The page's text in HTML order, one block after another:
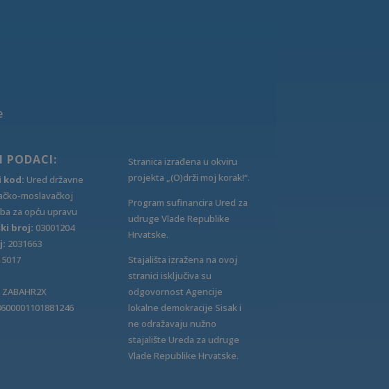
PODACI:
kod: Ured državne
moslavačkoj
za opću upravu
broj: 03001204
2031663
Stranica izrađena u okviru
projekta „(O)drži moj korak!“.
Program sufinancira Ured za
udruge Vlade Republike
Hrvatske.
Stajališta izražena na ovoj
stranici isključiva su
odgovornost Agencije
lokalne demokracije Sisak i
ne odražavaju nužno
stajalište Ureda za udruge
Vlade Republike Hrvatske.